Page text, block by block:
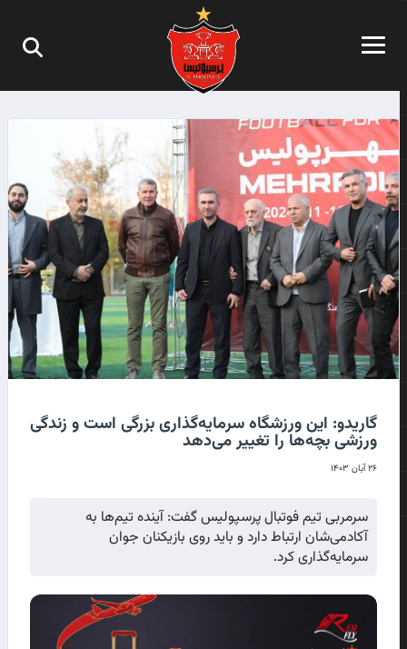
گاریدو: این ورزشگاه سرمایه‌گذاری بزرگی است و زندگی
ورزشی بچه‌ها را تغییر می‌دهد
۲۶ آبان ۱۴۰۳
سرمربی تیم فوتبال پرسپولیس گفت: آینده تیم‌ها به
آکادمی‌شان ارتباط دارد و باید روی بازیکنان جوان
سرمایه‌گذاری کرد.